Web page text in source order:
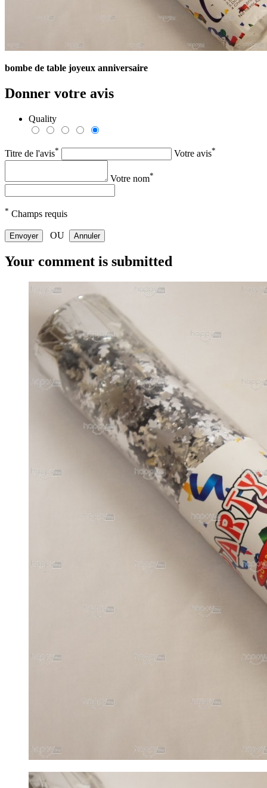
bombe de table joyeux anniversaire
Donner votre avis
Quality
Titre de l'avis* Votre avis*
Votre nom*
* Champs requis
Envoyer OU Annuler
Your comment is submitted